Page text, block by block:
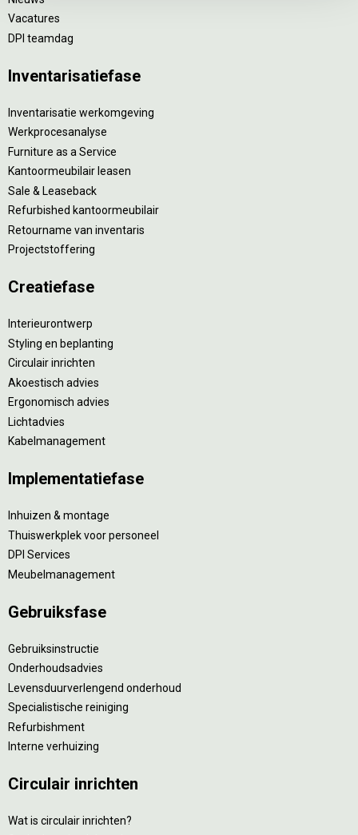
Vacatures
DPI teamdag
Inventarisatiefase
Inventarisatie werkomgeving
Werkprocesanalyse
Furniture as a Service
Kantoormeubilair leasen
Sale & Leaseback
Refurbished kantoormeubilair
Retourname van inventaris
Projectstoffering
Creatiefase
Interieurontwerp
Styling en beplanting
Circulair inrichten
Akoestisch advies
Ergonomisch advies
Lichtadvies
Kabelmanagement
Implementatiefase
Inhuizen & montage
Thuiswerkplek voor personeel
DPI Services
Meubelmanagement
Gebruiksfase
Gebruiksinstructie
Onderhoudsadvies
Levensduurverlengend onderhoud
Specialistische reiniging
Refurbishment
Interne verhuizing
Circulair inrichten
Wat is circulair inrichten?